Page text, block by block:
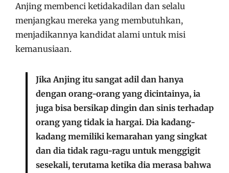
Anjing membenci ketidakadilan dan selalu
menjangkau mereka yang membutuhkan,
menjadikannya kandidat alami untuk misi
kemanusiaan.
Jika Anjing itu sangat adil dan hanya
dengan orang-orang yang dicintainya, ia
juga bisa bersikap dingin dan sinis terhadap
orang yang tidak ia hargai. Dia kadang-
kadang memiliki kemarahan yang singkat
dan dia tidak ragu-ragu untuk menggigit
sesekali, terutama ketika dia merasa bahwa